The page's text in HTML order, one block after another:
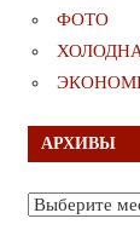
ФОТО
АРХИВЫ
Архивы